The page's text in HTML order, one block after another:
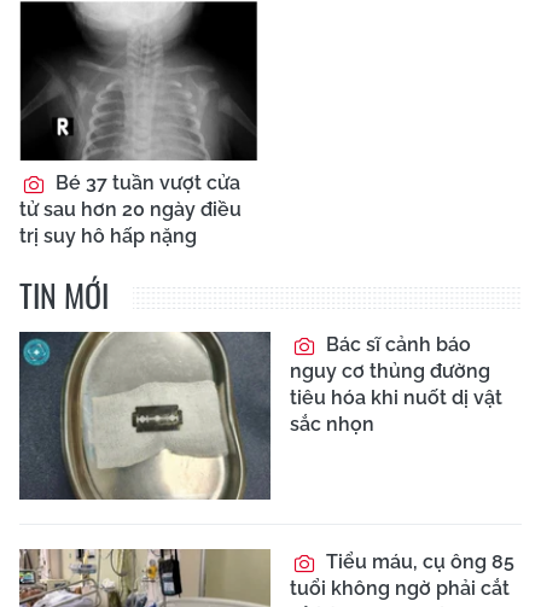
Bé 37 tuần vượt cửa
tử sau hơn 20 ngày điều
trị suy hô hấp nặng
TIN MỚI
Bác sĩ cảnh báo
nguy cơ thủng đường
tiêu hóa khi nuốt dị vật
sắc nhọn
Tiểu máu, cụ ông 85
tuổi không ngờ phải cắt